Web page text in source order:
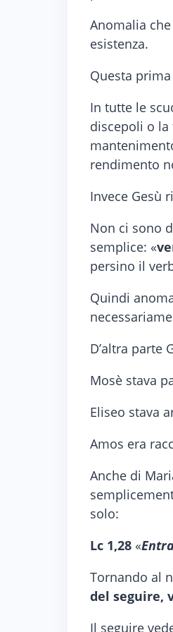
Anomalia
esistenza.
Questa
In tutte le
discepoli o la
rendimento
Invece Gesù
Non ci sono
semplice: «
persino il
Quindi
D’altra parte
Mosè stava
Eliseo stava
Amos era
Anche di
solo:
Lc 1,28 «
Tornando al
del seguire,
Il seguire